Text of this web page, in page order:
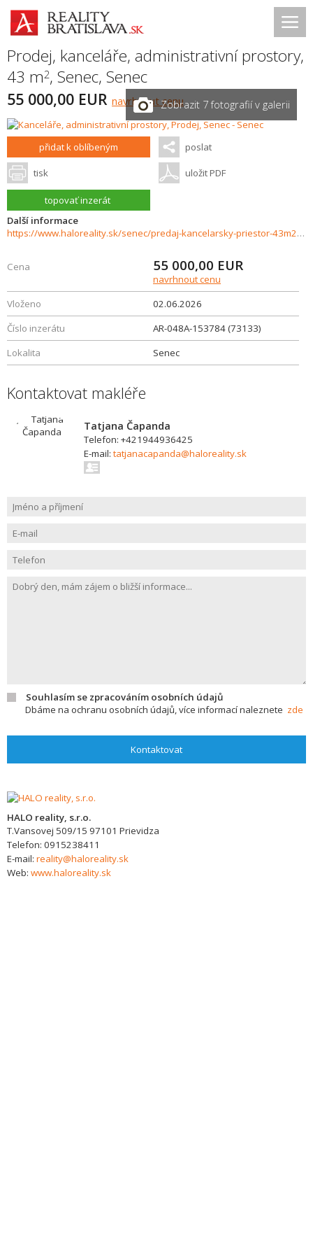
Prodej, kanceláře, administrativní prostory,
43 m2, Senec, Senec
55 000,00 EUR navrhnout cenuZobrazit 7 fotografií v galerii
přidat k oblíbeným poslat
tisk uložit PDF
topovať inzerát
Další informace
https://www.haloreality.sk/senec/predaj-kancelarsky-priestor-43m2-senec-kysucka-ul---exkluzivne-halo-reality/73133
Cena 55 000,00 EUR
navrhnout cenu
Vloženo
02.06.2026
Číslo inzerátu
AR-048A-153784 (73133)
Lokalita
Senec
Kontaktovat makléře
Tatjana Čapanda
Telefon: +421944936425
E-mail: tatjanacapanda@haloreality.sk
Souhlasím se zpracováním osobních údajů
Dbáme na ochranu osobních údajů, více informací naleznete zde
Kontaktovat
HALO reality, s.r.o.
T.Vansovej 509/15 97101 Prievidza
Telefon: 0915238411
E-mail: reality@haloreality.sk
Web: www.haloreality.sk